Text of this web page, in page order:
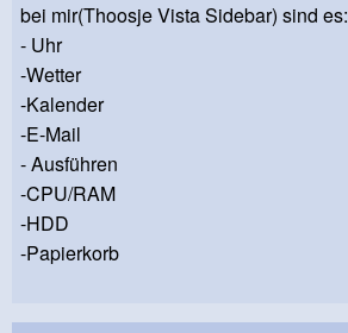
bei mir(Thoosje Vista Sidebar) sind es:
- Uhr
-Wetter
-Kalender
-E-Mail
- Ausführen
-CPU/RAM
-HDD
-Papierkorb